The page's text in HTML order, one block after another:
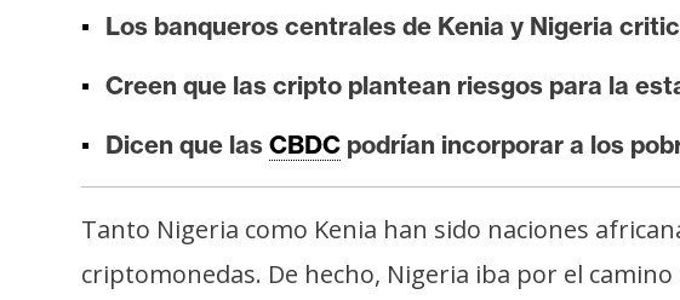
N
t
a
s
e
Los banqueros centrales de Kenia y Nigeria
Creen que las cripto plantean riesgos para la
Dicen que las CBDC podrían incorporar a los
Tanto Nigeria como Kenia han sido naciones
criptomonedas. De hecho, Nigeria iba por el